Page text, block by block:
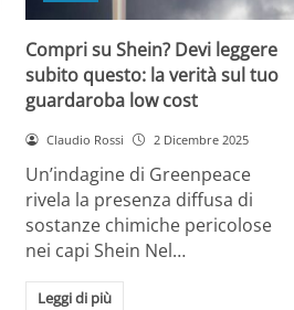
Compri su Shein? Devi leggere
subito questo: la verità sul tuo
guardaroba low cost
Claudio Rossi 2 Dicembre 2025
Un’indagine di Greenpeace
rivela la presenza diffusa di
sostanze chimiche pericolose
nei capi Shein Nel…
Leggi di più